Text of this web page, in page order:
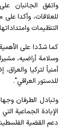
واتفق الجانبان
للعلاقات، وأكدا
التنظيمات
كما شدّدا على
وسلامة أراضيه،
أمنياً لتركيا
للدستور العراقي".
وتبادل الطرفان
الإبادة الجماعية
دعم القضية